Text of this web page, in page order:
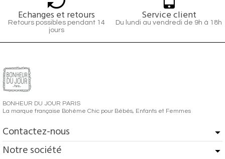
Echanges et retours
Retours possibles pendant 14
jours
Service client
Du lundi au vendredi de 9h à 18h
BONHEUR DU JOUR PARIS
La marque française Bohème Chic pour Bébés, Enfants et Femmes
Contactez-nous
Notre société